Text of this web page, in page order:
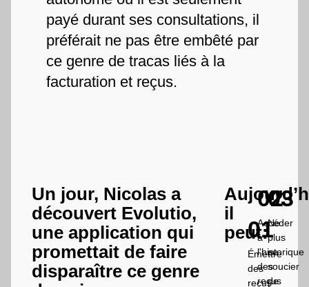
payé durant ses consultations, il
préférait ne pas être embêté par
ce genre de tracas liés à la
facturation et reçus.
Un jour, Nicolas a
découvert Evolutio,
une application qui
promettait de faire
disparaître ce genre
il
peut:
01
Émettre
des
reçus
02
Accéder
à
l'historique
des
reçus
03
Ne
plus
se
soucier
de